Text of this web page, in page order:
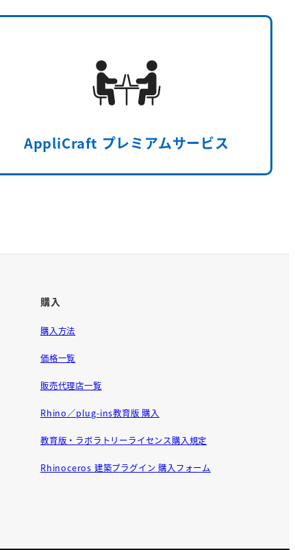
AppliCraft プレミアムサービス
購入
購入方法
価格一覧
販売代理店一覧
Rhino／plug-ins教育版 購入
教育版・ラボラトリーライセンス購入規定
Rhinoceros 建築プラグイン 購入フォーム